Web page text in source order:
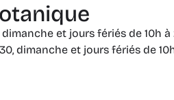
dimanche et jours fériés de 10h
dimanche et jours fériés de